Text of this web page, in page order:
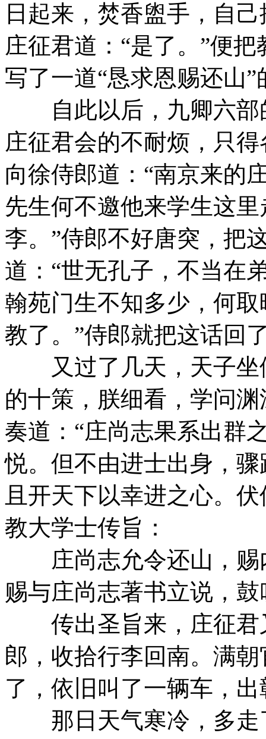
日起来，焚香盥手，自
庄征君道：“是了。”便
写了一道“恳求恩赐还山
自此以后，九卿六部
庄征君会的不耐烦，只
向徐侍郎道：“南京来的
先生何不邀他来学生这
李。”侍郎不好唐突，把
道：“世无孔子，不当在
翰苑门生不知多少，何
教了。”侍郎就把这话回
又过了几天，天子坐
的十策，朕细看，学问
奏道：“庄尚志果系出群
悦。但不由进士出身，
且开天下以幸进之心。
教大学士传旨：
庄尚志允令还山，赐
赐与庄尚志著书立说，
传出圣旨来，庄征君
郎，收拾行李回南。满
了，依旧叫了一辆车，
那日天气寒冷，多走